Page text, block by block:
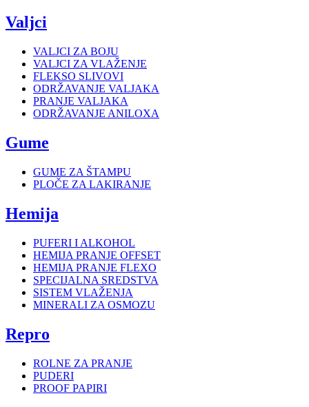
Valjci
VALJCI ZA BOJU
VALJCI ZA VLAŽENJE
FLEKSO SLIVOVI
ODRŽAVANJE VALJAKA
PRANJE VALJAKA
ODRŽAVANJE ANILOXA
Gume
GUME ZA ŠTAMPU
PLOČE ZA LAKIRANJE
Hemija
PUFERI I ALKOHOL
HEMIJA PRANJE OFFSET
HEMIJA PRANJE FLEXO
SPECIJALNA SREDSTVA
SISTEM VLAŽENJA
MINERALI ZA OSMOZU
Repro
ROLNE ZA PRANJE
PUDERI
PROOF PAPIRI